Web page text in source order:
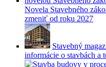
Novela Stavebného
zmeniť od roku 2027
Stavebný
informácie o stavbách a